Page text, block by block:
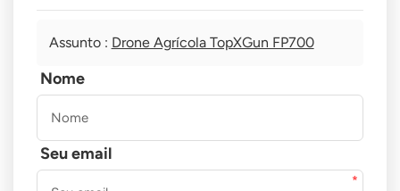
Assunto : Drone Agrícola TopXGun FP700
Nome
Seu email